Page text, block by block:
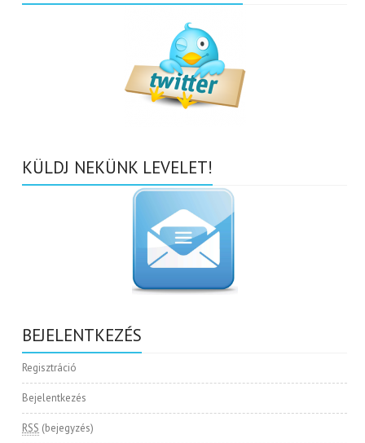
KÜLDJ NEKÜNK LEVELET!
BEJELENTKEZÉS
Regisztráció
Bejelentkezés
RSS (bejegyzés)